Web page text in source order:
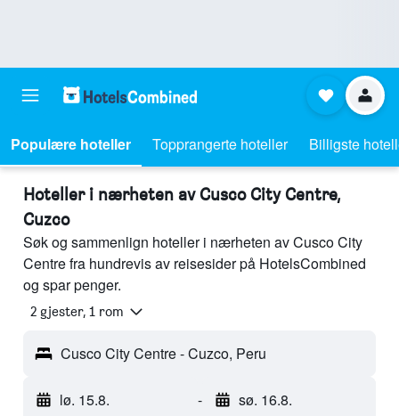
Populære hoteller Topprangerte hoteller Billigste
Hoteller i nærheten av Cusco City Centre,
Cuzco
Søk og sammenlign hoteller i nærheten av Cusco City
Centre fra hundrevis av reisesider på HotelsCombined
og spar penger.
2 gjester, 1 rom
Cusco City Centre - Cuzco, Peru
lø. 15.8. - sø. 16.8.